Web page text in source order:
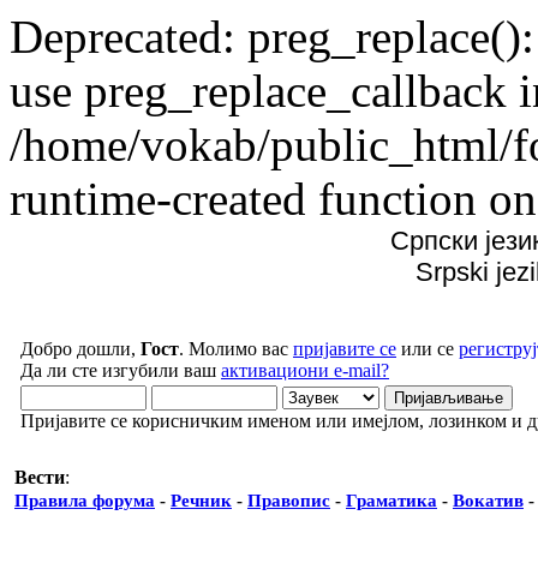
Deprecated:
use preg_replace_callback
/home/vokab/public_html/
runtime-created function
Српски
Srpski
Добро дошли, Гост. Молимо вас пријавите се или се
Да ли сте изгубили ваш активациони e-mail?
Пријавите се корисничким именом или имејлом, лозинком и
Вести:
Правила форума - Речник - Правопис - Граматика - Вокатив -